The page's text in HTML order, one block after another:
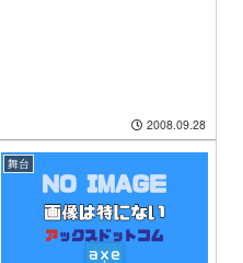
2008.09.28
舞台